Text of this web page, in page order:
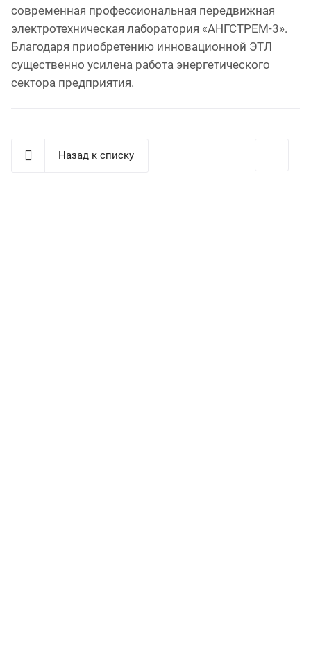
современная профессиональная передвижная
электротехническая лаборатория «АНГСТРЕМ-3».
Благодаря приобретению инновационной ЭТЛ
существенно усилена работа энергетического
сектора предприятия.
Назад к списку